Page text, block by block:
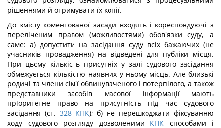
рішеннями й отримувати їх копії.
До змісту коментованої засади входять і кореспондуючі з
переліченим правом (можливостями) обов'язки суду, а
саме: а) допустити на засідання суду всіх бажаючих (не
учасників провадження) на відведені для публіки місця.
При цьому кількість присутніх у залі судового засідання
обмежується кількістю наявних у ньому місць. Але близькі
родичі та члени сім'ї обвинуваченого і потерпілого, а також
представники засобів масової інформації мають
пріоритетне право на присутність під час судового
засідання (ст. 328 КПК); б) не перешкоджати фіксуванню
ходу судового розгляду дозволеними КПК способами і